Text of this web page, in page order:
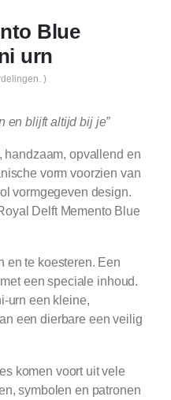
Blue
urn
)
en blijft altijd bij je”
handzaam, opvallend en
vorm voorzien van
vormgegeven design.
Delft Memento Blue
en te koesteren. Een
een speciale inhoud.
urn een kleine,
een dierbare een veilig
komen voort uit vele
symbolen en patronen